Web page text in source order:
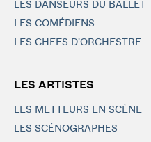
LES DANSEURS DU BALLET
LES COMÉDIENS
LES CHEFS D'ORCHESTRE
LES ARTISTES
LES METTEURS EN SCÈNE
LES SCÉNOGRAPHES